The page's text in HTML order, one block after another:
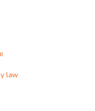
law